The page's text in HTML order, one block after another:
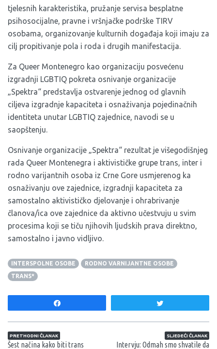
tjelesnih karakteristika, pružanje servisa besplatne
psihosocijalne, pravne i vršnjačke podrške TIRV
osobama, organizovanje kulturnih događaja koji imaju za
cilj propitivanje pola i roda i drugih manifestacija.
Za Queer Montenegro kao organizaciju posvećenu
izgradnji LGBTIQ pokreta osnivanje organizacije
„Spektra“ predstavlja ostvarenje jednog od glavnih
ciljeva izgradnje kapaciteta i osnaživanja pojedinačnih
identiteta unutar LGBTIQ zajednice, navodi se u
saopštenju.
Osnivanje organizacije „Spektra“ rezultat je višegodišnjeg
rada Queer Montenegra i aktivističke grupe trans, inter i
rodno varijantnih osoba iz Crne Gore usmjerenog ka
osnaživanju ove zajednice, izgradnji kapaciteta za
samostalno aktivističko djelovanje i ohrabrivanje
članova/ica ove zajednice da aktivno učestvuju u svim
procesima koji se tiču njihovih ljudskih prava direktno,
samostalno i javno vidljivo.
INTERSPOLNE OSOBE
RODNO VARNIJANTNE OSOBE
TRANS*
Navigacija članaka
PRETHODNI ČLANAK
Šest načina kako biti trans
SLJEDEĆI ČLANAK
Intervju: Odmah smo shvatile da